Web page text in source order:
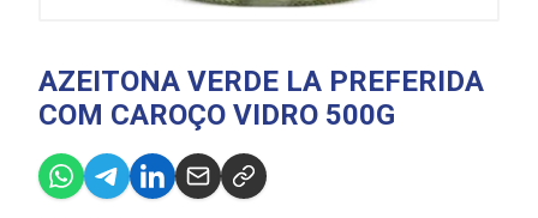
AZEITONA VERDE LA PREFERIDA
COM CAROÇO VIDRO 500G